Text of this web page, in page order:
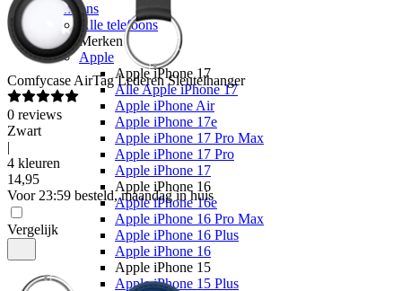
Telefoons
Alle telefoons
Merken
Apple
Apple iPhone 17
Alle Apple iPhone 17
Apple iPhone Air
Apple iPhone 17e
Apple iPhone 17 Pro Max
Apple iPhone 17 Pro
Apple iPhone 17
Apple iPhone 16
Apple iPhone 16e
Apple iPhone 16 Pro Max
Apple iPhone 16 Plus
Apple iPhone 16
Apple iPhone 15
Apple iPhone 15 Plus
Comfycase AirTag Lederen Sleutelhanger
0 reviews
Zwart
|
4 kleuren
14,95
Voor 23:59 besteld, maandag in huis
Vergelijk